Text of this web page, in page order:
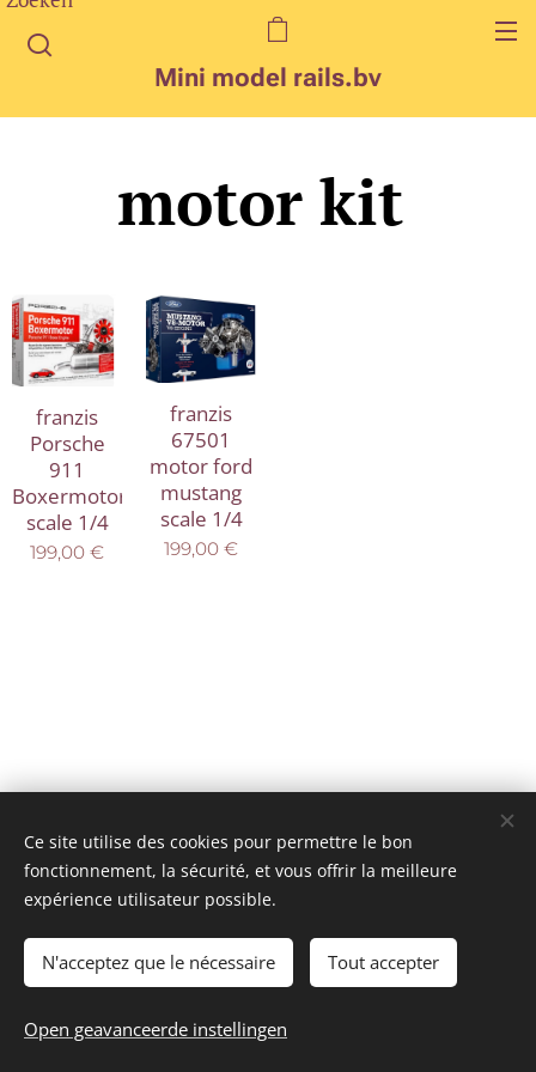
Mini model rails.bv
motor kit
franzis
Porsche
911
Boxermotor
scale 1/4
199,00 €
franzis
67501
motor ford
mustang
scale 1/4
199,00 €
mini model rails
Cookies
Français
Nederlands
Ce site utilise des cookies pour permettre le bon
fonctionnement, la sécurité, et vous offrir la meilleure
expérience utilisateur possible.
N'acceptez que le nécessaire Tout accepter
Open geavanceerde instellingen